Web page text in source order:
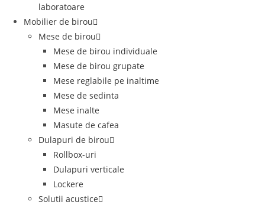
laboratoare
Mobilier de birou
Mese de birou
Mese de birou individuale
Mese de birou grupate
Mese reglabile pe inaltime
Mese de sedinta
Mese inalte
Masute de cafea
Dulapuri de birou
Rollbox-uri
Dulapuri verticale
Lockere
Solutii acustice